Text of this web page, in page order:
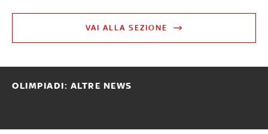
VAI ALLA SEZIONE
OLIMPIADI: ALTRE NEWS